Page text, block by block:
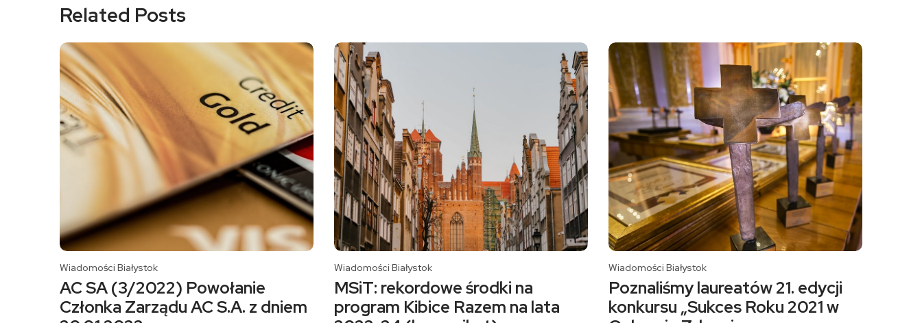
Related Posts
Wiadomości Białystok
AC SA (3/2022) Powołanie
Członka Zarządu AC S.A. z dniem
Wiadomości Białystok
MSiT: rekordowe środki na
program Kibice Razem na lata
Wiadomości Białystok
Poznaliśmy laureatów 21. edycji
konkursu „Sukces Roku 2021 w